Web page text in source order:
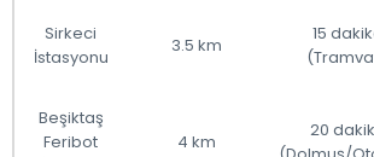
Sirkeci
İstasyonu
3.5 km
15
Beşiktaş
Feribot
4 km
20